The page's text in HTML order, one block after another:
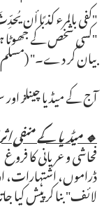
"کفى بالمرء كذبًا أن
"کسی شخص کے جھوٹا
بیان کر دے۔"
آج کے میڈیا چینلز
🔹 میڈیا کے منفی
فحاشی و عریانی کا فروغ
ڈراموں، اشتہارات،
لائف" بنا کر پیش کیا